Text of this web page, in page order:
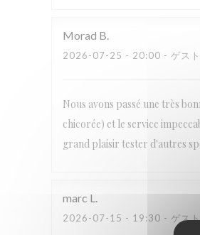
Morad B
2026-07-25 - 20:00 - ゲス
Nous avons passé une très
chicorée) et le service
grand plaisir tester d'autres
marc L
2026-07-15 - 19:30 - ゲス